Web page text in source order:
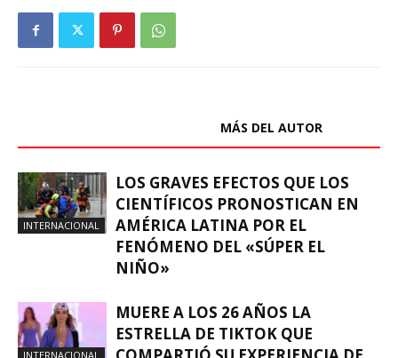
MÁS DEL AUTOR
INTERNACIONAL
LOS GRAVES EFECTOS QUE LOS
CIENTÍFICOS PRONOSTICAN EN
AMÉRICA LATINA POR EL
FENÓMENO DEL «SÚPER EL
NIÑO»
INTERNACIONAL
MUERE A LOS 26 AÑOS LA
ESTRELLA DE TIKTOK QUE